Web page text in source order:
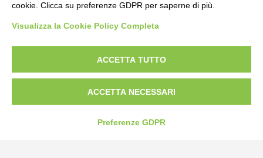
Strada Statale 231 Alba-Bra
Borgo San Martino 44, 12060 Pocapaglia CN
Fax: 0172-487399
cookie. Clicca su preferenze GDPR per saperne di più.
Visualizza la Cookie Policy Completa
ACCETTA TUTTO
ACCETTA NECESSARI
Preferenze GDPR